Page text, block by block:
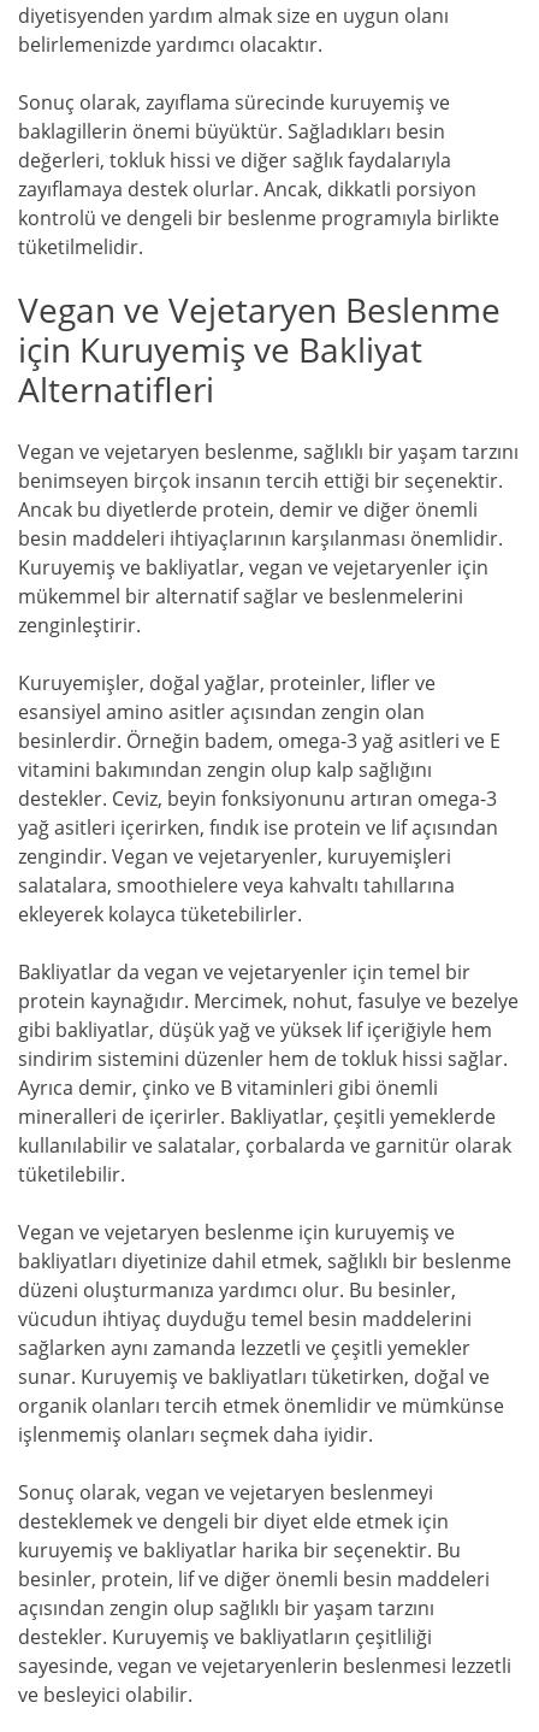
diyetisyenden yardım almak size en uygun olanı
belirlemenizde yardımcı olacaktır.
Sonuç olarak, zayıflama sürecinde kuruyemiş ve
baklagillerin önemi büyüktür. Sağladıkları besin
değerleri, tokluk hissi ve diğer sağlık faydalarıyla
zayıflamaya destek olurlar. Ancak, dikkatli porsiyon
kontrolü ve dengeli bir beslenme programıyla birlikte
tüketilmelidir.
Vegan ve Vejetaryen Beslenme
için Kuruyemiş ve Bakliyat
Alternatifleri
Vegan ve vejetaryen beslenme, sağlıklı bir yaşam tarzını
benimseyen birçok insanın tercih ettiği bir seçenektir.
Ancak bu diyetlerde protein, demir ve diğer önemli
besin maddeleri ihtiyaçlarının karşılanması önemlidir.
Kuruyemiş ve bakliyatlar, vegan ve vejetaryenler için
mükemmel bir alternatif sağlar ve beslenmelerini
zenginleştirir.
Kuruyemişler, doğal yağlar, proteinler, lifler ve
esansiyel amino asitler açısından zengin olan
besinlerdir. Örneğin badem, omega-3 yağ asitleri ve E
vitamini bakımından zengin olup kalp sağlığını
destekler. Ceviz, beyin fonksiyonunu artıran omega-3
yağ asitleri içerirken, fındık ise protein ve lif açısından
zengindir. Vegan ve vejetaryenler, kuruyemişleri
salatalara, smoothielere veya kahvaltı tahıllarına
ekleyerek kolayca tüketebilirler.
Bakliyatlar da vegan ve vejetaryenler için temel bir
protein kaynağıdır. Mercimek, nohut, fasulye ve bezelye
gibi bakliyatlar, düşük yağ ve yüksek lif içeriğiyle hem
sindirim sistemini düzenler hem de tokluk hissi sağlar.
Ayrıca demir, çinko ve B vitaminleri gibi önemli
mineralleri de içerirler. Bakliyatlar, çeşitli yemeklerde
kullanılabilir ve salatalar, çorbalarda ve garnitür olarak
tüketilebilir.
Vegan ve vejetaryen beslenme için kuruyemiş ve
bakliyatları diyetinize dahil etmek, sağlıklı bir beslenme
düzeni oluşturmanıza yardımcı olur. Bu besinler,
vücudun ihtiyaç duyduğu temel besin maddelerini
sağlarken aynı zamanda lezzetli ve çeşitli yemekler
sunar. Kuruyemiş ve bakliyatları tüketirken, doğal ve
organik olanları tercih etmek önemlidir ve mümkünse
işlenmemiş olanları seçmek daha iyidir.
Sonuç olarak, vegan ve vejetaryen beslenmeyi
desteklemek ve dengeli bir diyet elde etmek için
kuruyemiş ve bakliyatlar harika bir seçenektir. Bu
besinler, protein, lif ve diğer önemli besin maddeleri
açısından zengin olup sağlıklı bir yaşam tarzını
destekler. Kuruyemiş ve bakliyatların çeşitliliği
sayesinde, vegan ve vejetaryenlerin beslenmesi lezzetli
ve besleyici olabilir.